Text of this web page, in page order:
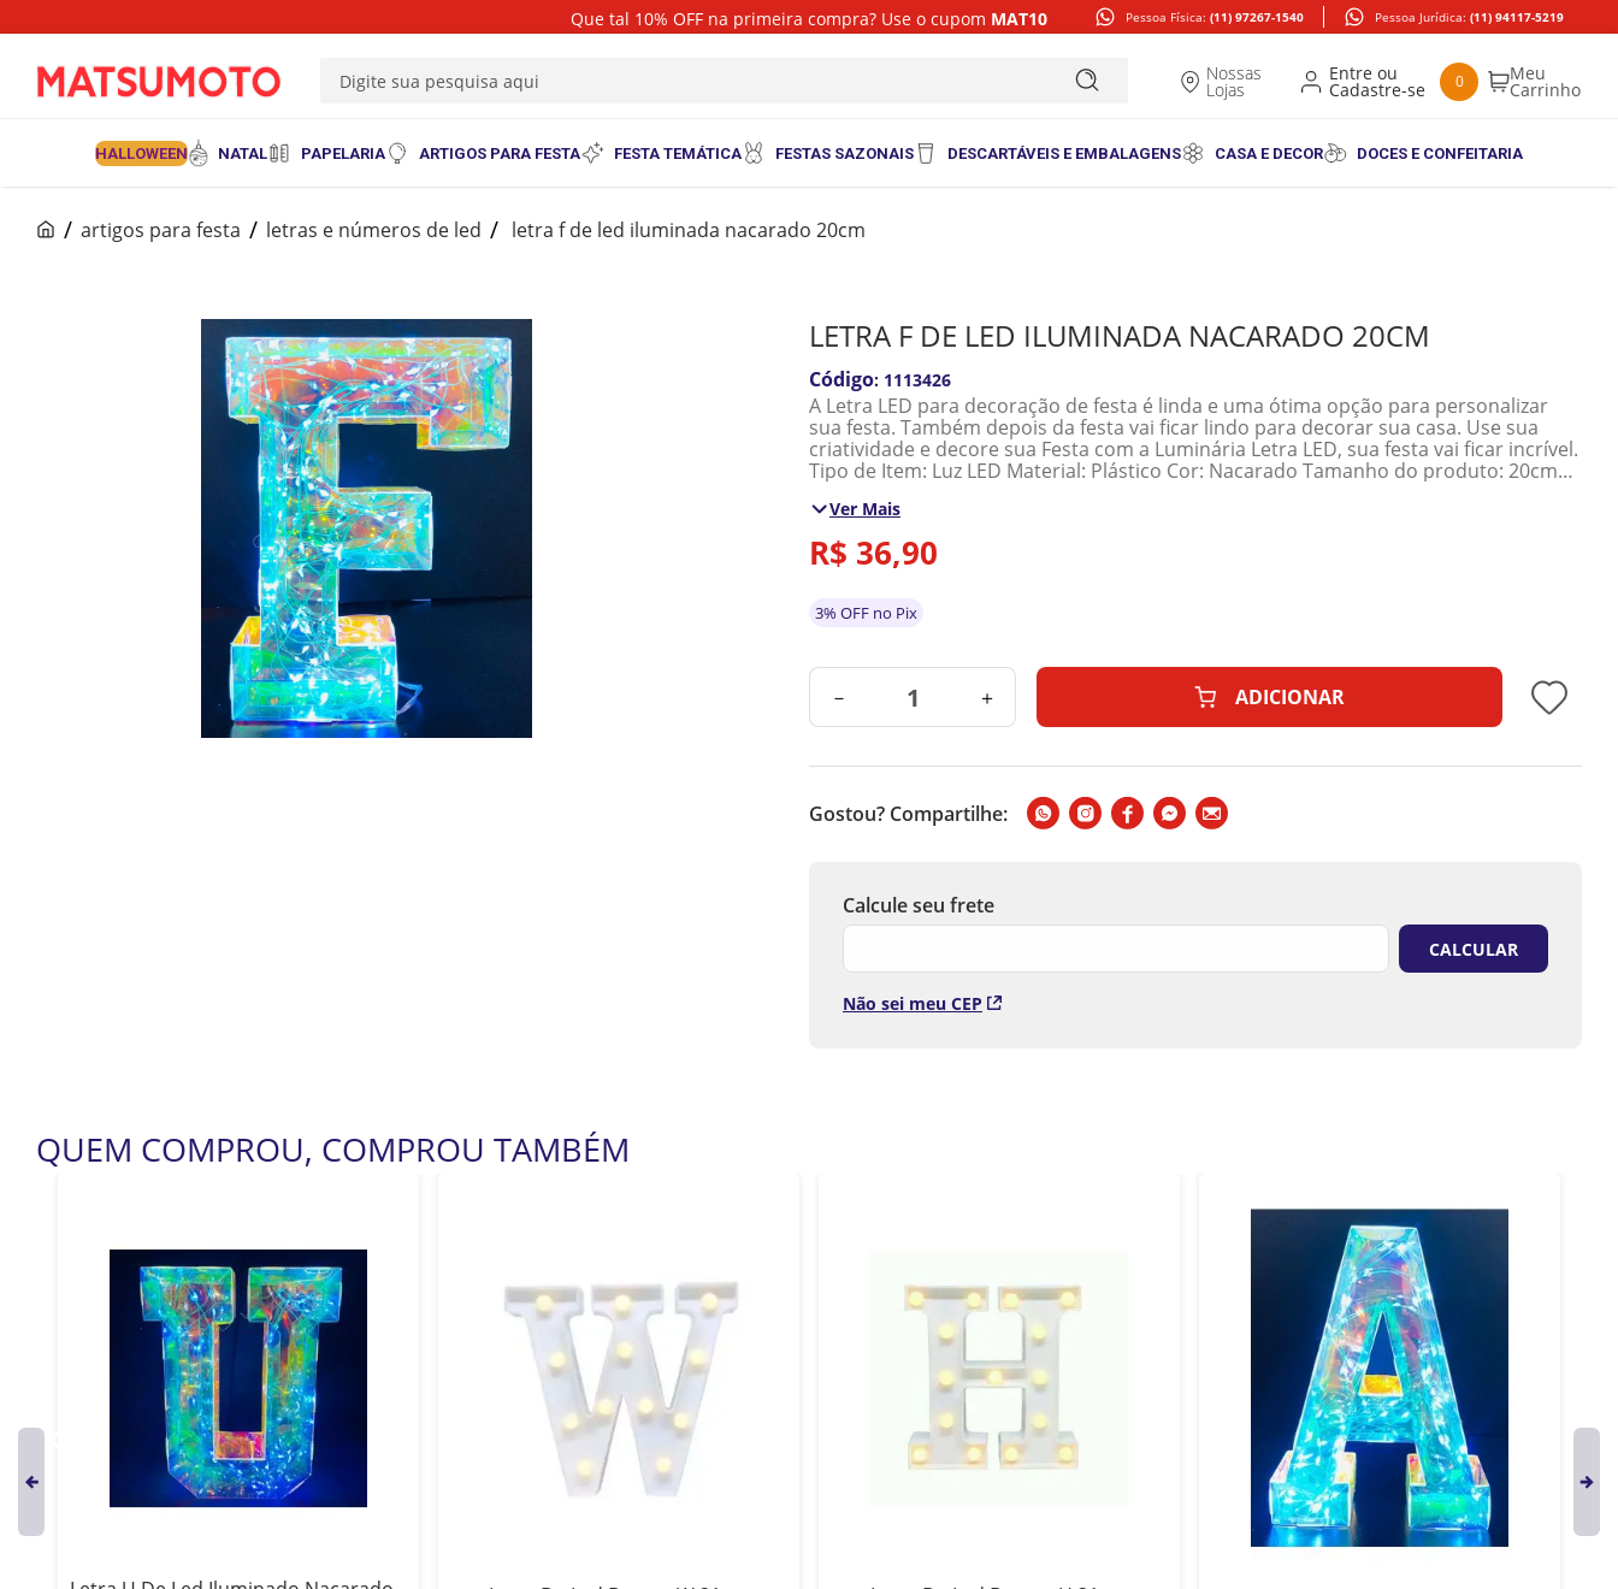
Que tal 10% OFF na primeira compra? Use o cupom MAT10 Pessoa Física: (11) 97267-1540 Pessoa Jurídica: (11) 94117-5219
Nossas
Lojas 0
HALLOWEEN NATAL PAPELARIA ARTIGOS PARA FESTA FESTA TEMÁTICA FESTAS SAZONAIS DESCARTÁVEIS E EMBALAGENS CASA E DECOR DOCES E CONFEITARIA
artigos para festa letras e números de led letra f de led iluminada nacarado 20cm
LETRA F DE LED ILUMINADA NACARADO 20CM
: 1113426
A Letra LED para decoração de festa é linda e uma ótima opção para personalizar
sua festa. Também depois da festa vai ficar lindo para decorar sua casa. Use sua
criatividade e decore sua Festa com a Luminária Letra LED, sua festa vai ficar incrível.
Tipo de Item: Luz LED Material: Plástico Cor: Nacarado Tamanho do produto: 20cm
Branca Aplicação: Iluminação interna INFORMAÇÕES ADICIONAIS: Material: acetato
Medidas: 20cm altura x 14,5cm largura x 5cm profundidade
Ver Mais
R$ 36,90
3% OFF no Pix
－ ＋ ADICIONAR
Gostou? Compartilhe:
Não sei meu CEP
QUEM COMPROU, COMPROU TAMBÉM